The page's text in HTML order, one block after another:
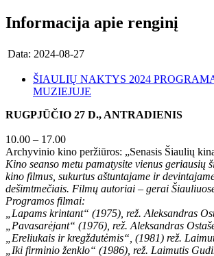
Informacija apie renginį
Data: 2024-08-27
ŠIAULIŲ NAKTYS 2024
MUZIEJUJE
RUGPJŪČIO 27 D., ANTRADIENIS
10.00 – 17.00
Archyvinio kino peržiūros: „Senasis Šiaulių
Kino seanso metu pamatysite vienus geriausių
kino filmus, sukurtus aštuntajame ir
dešimtmečiais. Filmų autoriai – gerai
Programos filmai:
„Lapams krintant“ (1975), rež. Aleksandras
„Pavasarėjant“ (1976), rež. Aleksandras
„Ereliukais ir kregždutėmis“, (1981) rež.
„Iki firminio ženklo“ (1986), rež. Laimutis